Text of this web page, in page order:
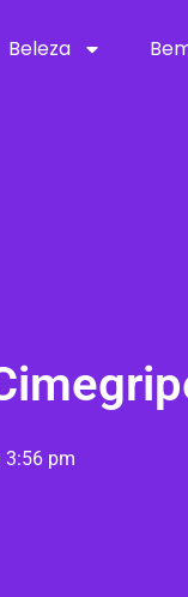
Beleza
3:56 pm